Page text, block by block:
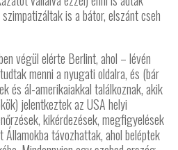
is a bátor, elszánt cseh
végül elérte Berlint, ahol – lévén
menni a nyugati oldalra, és (bár
és ál-amerikaiakkal találkoznak, akik
jelentkeztek az USA helyi
kikérdezések, megfigyelések
távozhattak, ahol beléptek